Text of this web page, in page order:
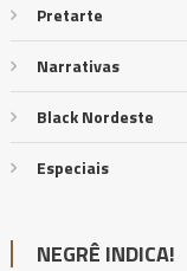
Pretarte
Narrativas
Black Nordeste
Especiais
NEGRÊ INDICA!